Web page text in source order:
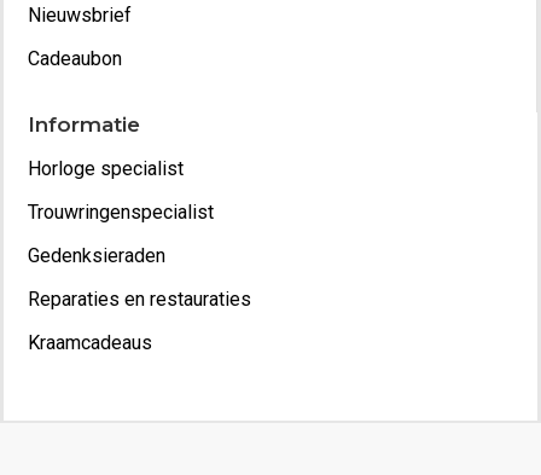
Nieuwsbrief
Cadeaubon
Informatie
Horloge specialist
Trouwringenspecialist
Gedenksieraden
Reparaties en restauraties
Kraamcadeaus